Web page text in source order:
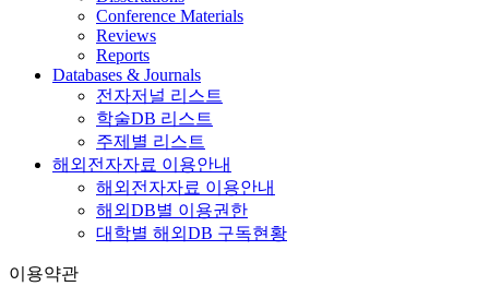
Conference Materials
Reviews
Reports
Databases & Journals
전자저널 리스트
학술DB 리스트
주제별 리스트
해외전자자료 이용안내
해외전자자료 이용안내
해외DB별 이용권한
대학별 해외DB 구독현황
이용약관